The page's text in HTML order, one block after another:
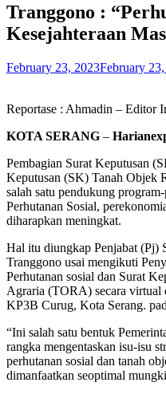
Tranggono :
Kesejahteraan
February 23, 2023February
Reportase : Ahmadin – Editor
KOTA SERANG –
Pembagian Surat Keputusan
Keputusan (SK) Tanah Objek
salah satu pendukung
Perhutanan Sosial,
diharapkan meningkat.
Hal itu diungkap Penjabat (Pj)
Tranggono usai mengikuti
Perhutanan sosial dan Surat
Agraria (TORA) secara virtual
KP3B Curug, Kota Serang.
“Ini salah satu bentuk
rangka mengentaskan isu-isu
perhutanan sosial dan tanah
dimanfaatkan seoptimal